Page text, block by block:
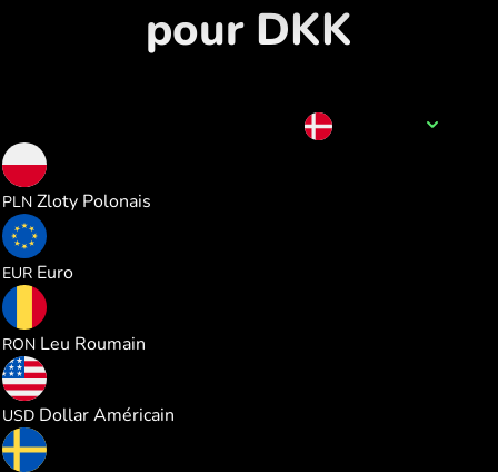
pour DKK
PLN Zloty Polonais
EUR Euro
RON Leu Roumain
USD Dollar Américain